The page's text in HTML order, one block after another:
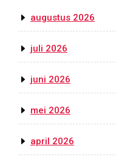
augustus 2026
juli 2026
juni 2026
mei 2026
april 2026